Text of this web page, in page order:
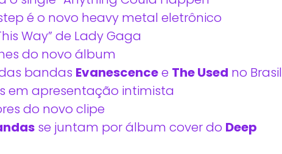
é o novo heavy metal eletrônico
Way” de Lady Gaga
do novo álbum
bandas Evanescencee The Used no Brasil
em apresentação intimista
do novo clipe
se juntam por álbum cover do Deep